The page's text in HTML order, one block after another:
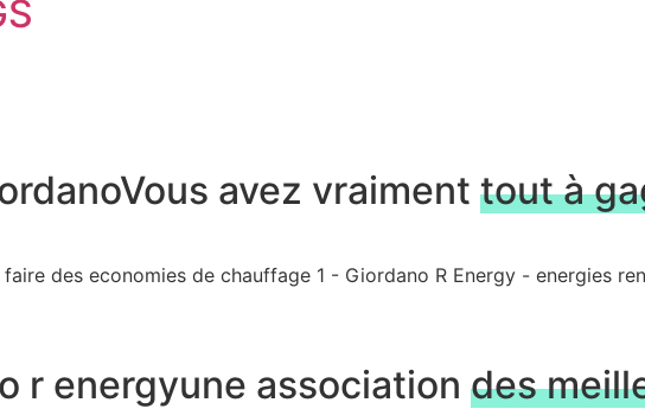
Vous avez vraiment tout à
r energyune association des